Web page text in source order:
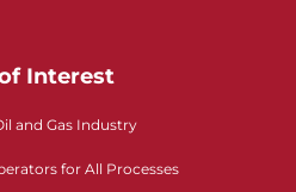
Interest
and Gas Industry
for All Processes